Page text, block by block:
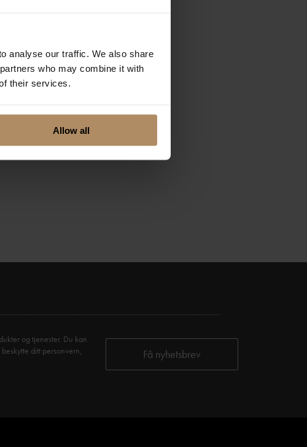
analyse our traffic. We also share
who may combine it with
their services.
Allow all
og tjenester. Du kan
ditt personvern,